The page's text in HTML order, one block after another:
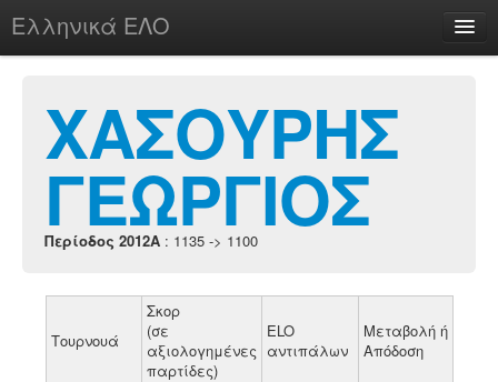
Ελληνικά ΕΛΟ
chesstu.be @ discord
Login
ΧΑΣΟΥΡΗΣ
ΓΕΩΡΓΙΟΣ
Περίοδος 2012A : 1135 -> 1100
Τουρνουά
Σκορ
(σε
αξιολογημένες
παρτίδες)
ELO
αντιπάλων
Μεταβολή ή
Απόδοση